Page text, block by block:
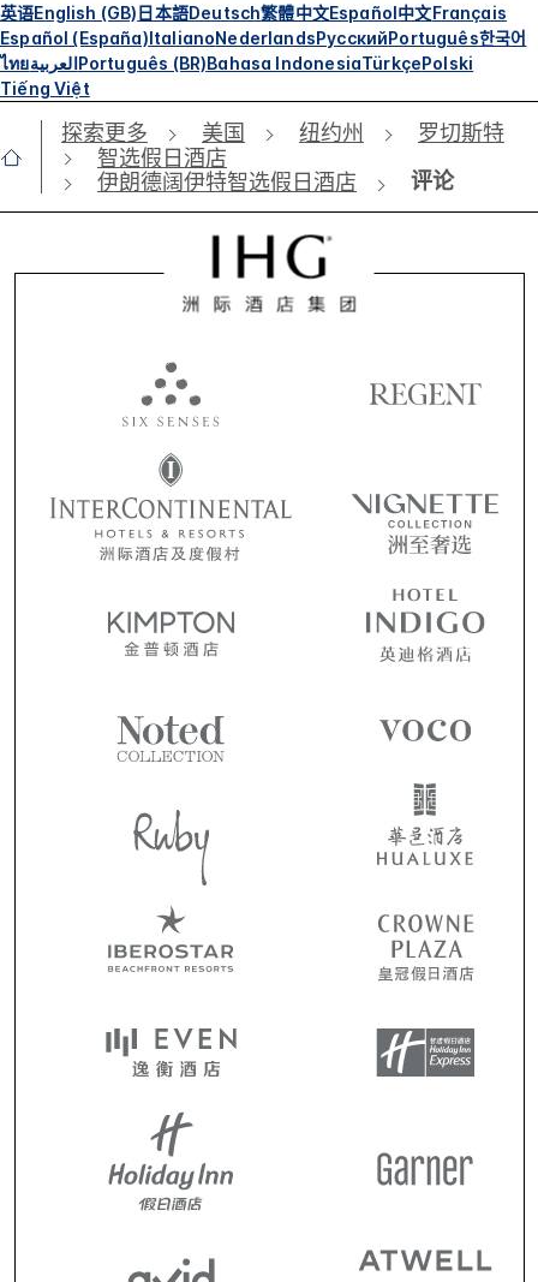
英语English (GB)日本語Deutsch繁體中文Español中文Français
Español (España)ItalianoNederlandsРусскийPortuguês한국어
ไทยالعربيةPortuguês (BR)Bahasa IndonesiaTürkçePolski
Tiếng Việt
探索更多 美国 纽约州
罗切斯特
智选假日酒店
伊朗德阔伊特智选假日酒店
评论